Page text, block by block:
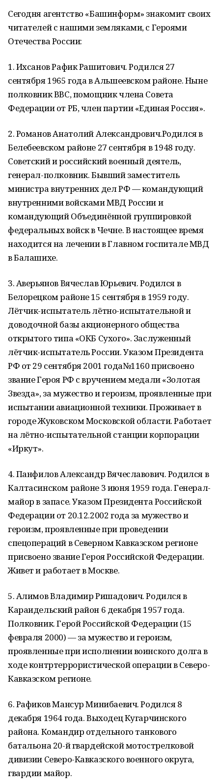
Сегодня агентство «Башинформ» знакомит своих
читателей с нашими земляками, с Героями
Отечества России:
1. Ихсанов Рафик Рашитович. Родился 27
сентября 1965 года в Альшеевском районе. Ныне
полковник ВВС, помощник члена Совета
Федерации от РБ, член партии «Единая Россия».
2. Романов Анатолий Александрович.Родился в
Белебеевском районе 27 сентября в 1948 году.
Советский и российский военный деятель,
генерал-полковник. Бывший заместитель
министра внутренних дел РФ — командующий
внутренними войсками МВД России и
командующий Объединённой группировкой
федеральных войск в Чечне. В настоящее время
находится на лечении в Главном госпитале МВД
в Балашихе.
3. Аверьянов Вячеслав Юрьевич. Родился в
Белорецком районе 15 сентября в 1959 году.
Лётчик-испытатель лётно-испытательной и
доводочной базы акционерного общества
открытого типа «ОКБ Сухого». Заслуженный
лётчик-испытатель России. Указом Президента
РФ от 29 сентября 2001 года№1160 присвоено
звание Героя РФ с вручением медали «Золотая
Звезда», за мужество и героизм, проявленные при
испытании авиационной техники. Проживает в
городе Жуковском Московской области. Работает
на лётно-испытательной станции корпорации
«Иркут».
4. Панфилов Александр Вячеславович. Родился в
Калтасинском районе 3 июня 1959 года. Генерал-
майор в запасе. Указом Президента Российской
Федерации от 20.12.2002 года за мужество и
героизм, проявленные при проведении
спецопераций в Северном Кавказском регионе
присвоено звание Героя Российской Федерации.
Живет и работает в Москве.
5. Алимов Владимир Ришадович. Родился в
Караидельский район 6 декабря 1957 года.
Полковник. Герой Российской Федерации (15
февраля 2000) — за мужество и героизм,
проявленные при исполнении воинского долга в
ходе контртеррористической операции в Северо-
Кавказском регионе.
6. Рафиков Мансур Минибаевич. Родился 8
декабря 1964 года. Выходец Кугарчинского
района. Командир отдельного танкового
батальона 20-й гвардейской мотострелковой
дивизии Северо-Кавказского военного округа,
гвардии майор.